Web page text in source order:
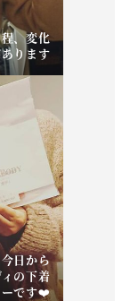
、変化
ります
今日から
の下着
ーです❤️